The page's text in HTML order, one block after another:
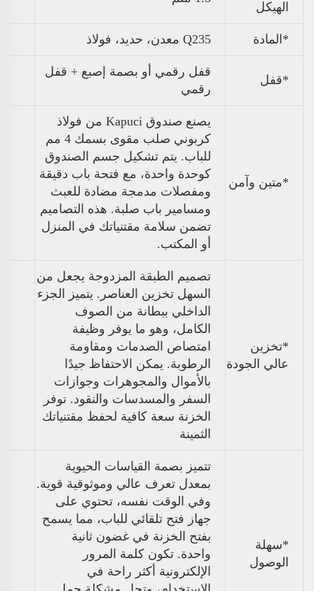
الهيكل
*المادة Q235 معدن، حديد، فولاذ
*قفل
قفل رقمي أو بصمة إصبع + قفل
رقمي
*متين وآمن
يصنع صندوق Kapuci من فولاذ
كربوني صلب مقوى بسمك 4 مم
للباب. يتم تشكيل جسم الصندوق
كوحدة واحدة، مع فتحة باب دقيقة
ومفصلات مدمجة مضادة للعبث
ومسامير باب صلبة. هذه التصاميم
تضمن سلامة مقتنياتك في المنزل
أو المكتب.
*تخزين
عالي الجودة
تصميم الطبقة المزدوجة يجعل من
السهل تخزين العناصر. يتميز الجزء
الداخلي ببطانة من الصوف
الكامل، وهو ما يوفر وظيفة
امتصاص الصدمات ومقاومة
الرطوبة. يمكن الاحتفاظ جيدًا
بالأموال والمجوهرات وجوازات
السفر والمسدسات والنقود. توفر
الخزنة سعة كافية لحفظ مقتنياتك
الثمينة
*سهلة
الوصول
تتميز بصمة القياسات الحيوية
بمعدل تعرف عالي وموثوقية قوية.
وفي الوقت نفسه، تحتوي على
جهاز فتح تلقائي للباب، مما يسمح
بفتح الخزنة في غضون ثانية
واحدة. تكون كلمة المرور
الإلكترونية أكثر راحة في